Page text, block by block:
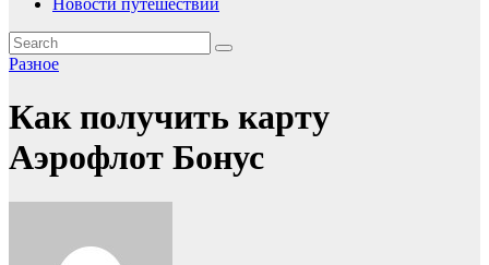
Новости путешествий
Разное
Как получить карту
Аэрофлот Бонус